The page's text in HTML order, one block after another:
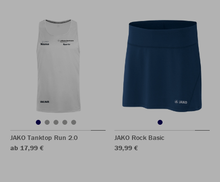
JAKO Tanktop Run 2.0
ab 17,99 €
JAKO Rock Basic
39,99 €